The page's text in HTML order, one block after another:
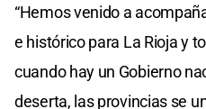
“Hemos venido a
e histórico para La Rioja y
cuando hay un Gobierno
deserta, las provincias se